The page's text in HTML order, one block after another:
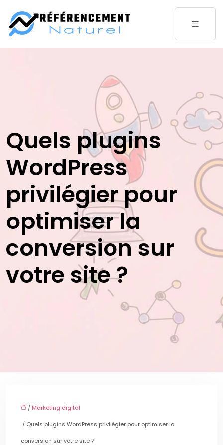
Quels plugins
WordPress
privilégier pour
optimiser la
conversion sur
votre site ?
/ Marketing digital
/ Quels plugins WordPress privilégier pour optimiser la
conversion sur votre site ?